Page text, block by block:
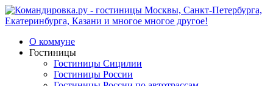
О коммуне
Гостиницы
Гостиницы Сицилии
Гостиницы России